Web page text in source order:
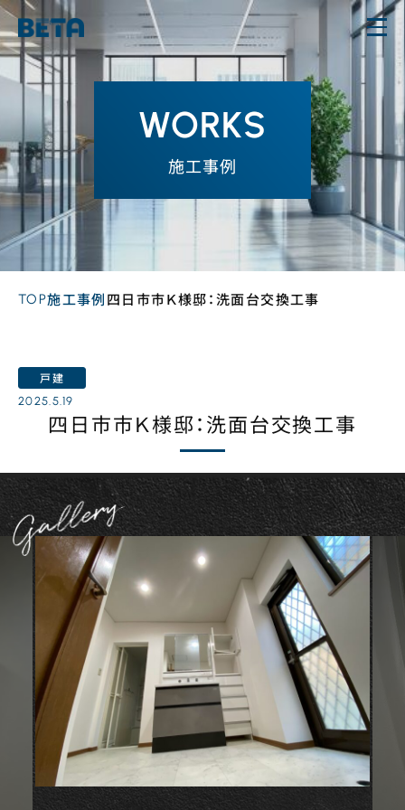
内
容
ッ
プ
WORKS
施工事例
TOP施工事例 四日市市Ｋ様邸：洗面台交換工事
戸建
2025.5.19
四日市市Ｋ様邸：洗面台交換工事